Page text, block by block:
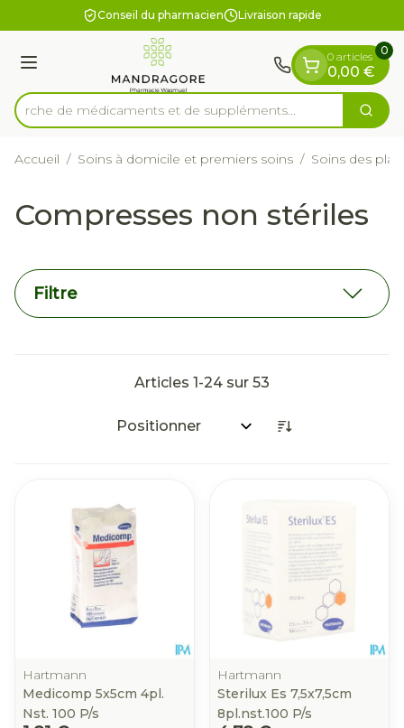
Aller au contenu
1 de 1
Conseil du pharmacien Livraison rapide
Menu
Rechercher
Recherche de médicaments et de
0 articles
0,00 €
0
Accueil / Soins à domicile et premiers soins / Soins des
Compresses non stériles
Filtre
Articles 1-24 sur 53
Trier par:
Hartmann
Medicomp 5x5cm 4pl.
Nst. 100 P/s
Hartmann
Sterilux Es 7,5x7,5cm
8pl.nst.100 P/s